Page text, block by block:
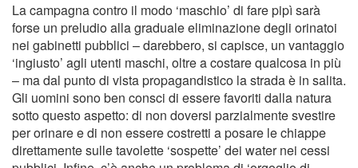
La campagna contro il modo ‘maschio’ di fare pipì sarà
forse un preludio alla graduale eliminazione degli orinatoi
nei gabinetti pubblici – darebbero, si capisce, un vantaggio
‘ingiusto’ agli utenti maschi, oltre a costare qualcosa in più
– ma dal punto di vista propagandistico la strada è in salita.
Gli uomini sono ben consci di essere favoriti dalla natura
sotto questo aspetto: di non doversi parzialmente svestire
per orinare e di non essere costretti a posare le chiappe
direttamente sulle tavolette ‘sospette’ dei water nei cessi